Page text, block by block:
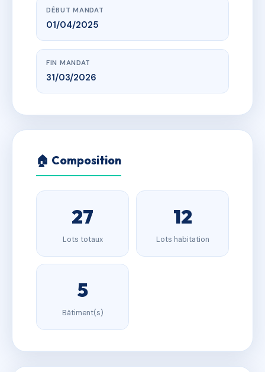
DÉBUT MANDAT
01/04/2025
FIN MANDAT
31/03/2026
🏠 Composition
27
Lots totaux
12
Lots habitation
5
Bâtiment(s)